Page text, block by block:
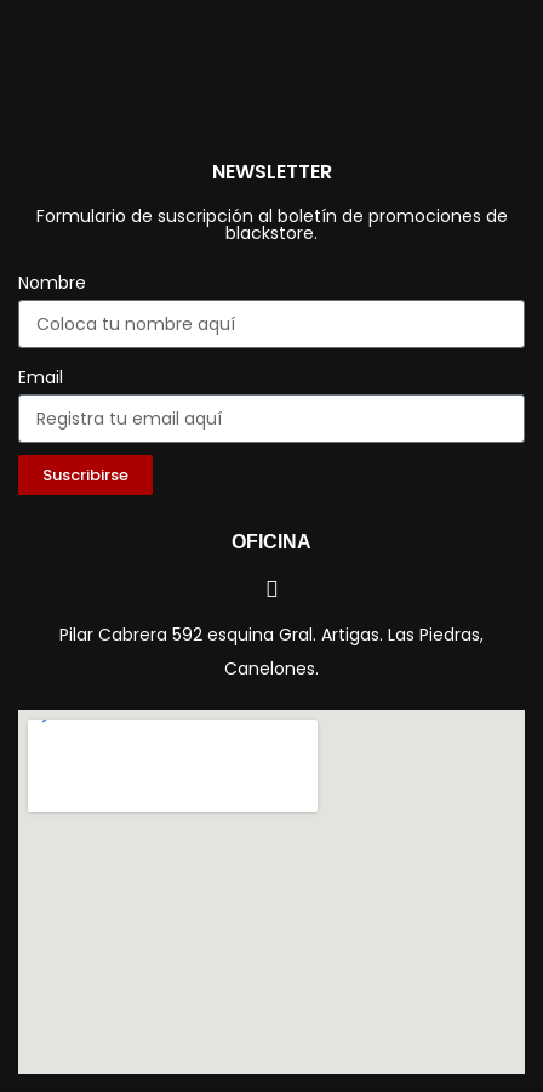
NEWSLETTER
Formulario de suscripción al boletín de promociones de
blackstore.
Nombre
Email
Suscribirse
OFICINA
Pilar Cabrera 592 esquina Gral. Artigas. Las Piedras,
Canelones.